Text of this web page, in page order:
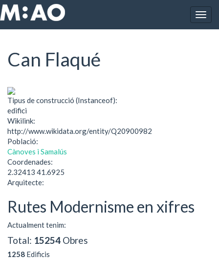
Vés al contingut
Inici Can Flaqué
Can Flaqué
Tipus de construcció (Instanceof):
edifici
Wikilink:
http://www.wikidata.org/entity/Q20900982
Població:
Cànoves i Samalús
Coordenades:
2.32413 41.6925
Arquitecte:
Rutes Modernisme en xifres
Actualment tenim:
Total: 15254 Obres
1258 Edificis